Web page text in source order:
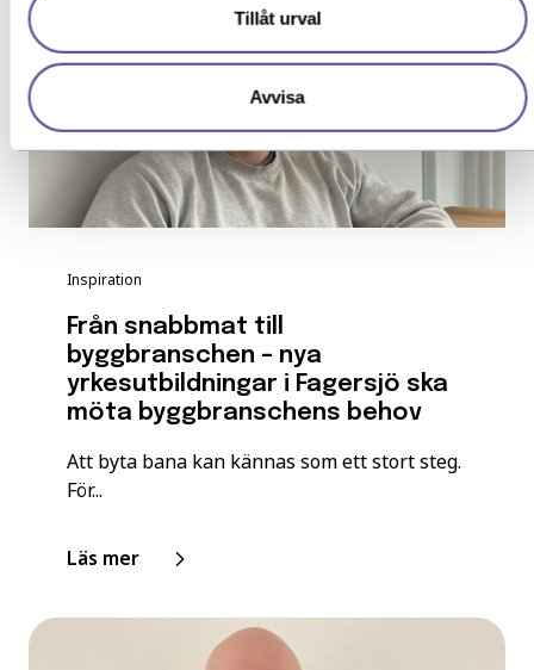
Tillåt urval
Avvisa
Inspiration
Från snabbmat till
byggbranschen – nya
yrkesutbildningar i Fagersjö ska
möta byggbranschens behov
Att byta bana kan kännas som ett stort steg.
För...
Läs mer